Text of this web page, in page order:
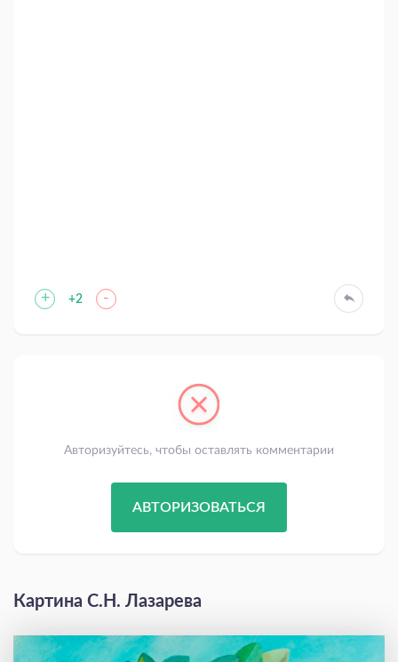
+ +2 -
Авторизуйтесь, чтобы оставлять комментарии
АВТОРИЗОВАТЬСЯ
Картина С.Н. Лазарева